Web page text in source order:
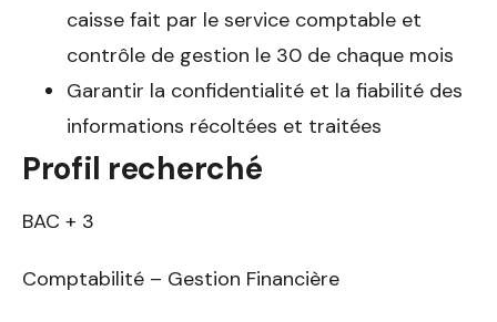
caisse fait par le service comptable et
contrôle de gestion le 30 de chaque mois
Garantir la confidentialité et la fiabilité des
informations récoltées et traitées
Profil recherché
BAC + 3
Comptabilité – Gestion Financière